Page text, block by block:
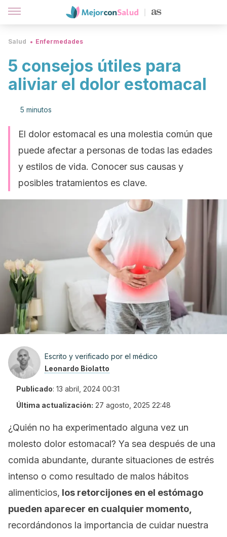
Salud Enfermedades
5 consejos útiles para
aliviar el dolor estomacal
5 minutos
El dolor estomacal es una molestia común que
puede afectar a personas de todas las edades
y estilos de vida. Conocer sus causas y
posibles tratamientos es clave.
Escrito y verificado por el médico
Leonardo Biolatto
Publicado: 13 abril, 2024 00:31
Última actualización: 27 agosto, 2025 22:48
¿Quién no ha experimentado alguna vez un
molesto dolor estomacal? Ya sea después de una
comida abundante, durante situaciones de estrés
intenso o como resultado de malos hábitos
alimenticios, los retorcijones en el estómago
pueden aparecer en cualquier momento,
recordándonos la importancia de cuidar nuestra